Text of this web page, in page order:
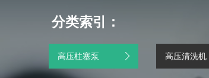
0576-82338802
分类索引：
高压柱塞泵 高压清洗机